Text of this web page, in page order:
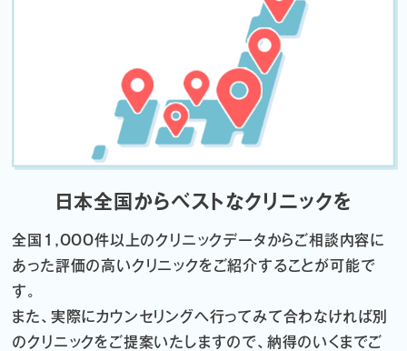
日本全国からベストなクリニックを
全国1,000件以上のクリニックデータからご相談内容に
あった評価の高いクリニックをご紹介することが可能で
す。
また、実際にカウンセリングへ行ってみて合わなければ別
のクリニックをご提案いたしますので、納得のいくまでご